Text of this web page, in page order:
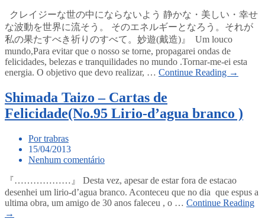
クレイジーな世の中にならないよう 静かな・美しい・幸せ
な波動を世界に流そう。 そのエネルギーとなろう。それが
私の果たすべき祈りのすべて。妙遊(戴造)』 Um louco
mundo,Para evitar que o nosso se torne, propagarei ondas de
felicidades, belezas e tranquilidades no mundo .Tornar-me-ei esta
energia. O objetivo que devo realizar, … Continue Reading →
Shimada Taizo – Cartas de
Felicidade(No.95 Lirio-d’agua branco )
Por trabras
15/04/2013
Nenhum comentário
『………………』 Desta vez, apesar de estar fora de estacao
desenhei um lirio-d’agua branco. Aconteceu que no dia que espus a
ultima obra, um amigo de 30 anos faleceu , o … Continue Reading
→